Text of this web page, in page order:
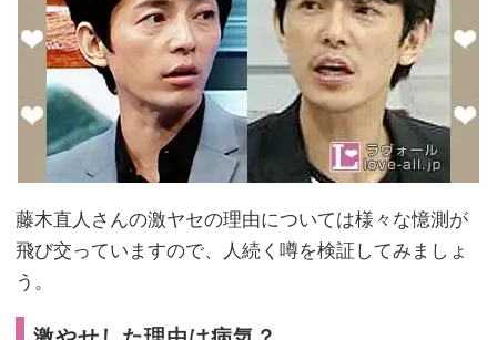
藤木直人さんの激ヤセの理由については様々な憶測が
飛び交っていますので、人続く噂を検証してみましょ
う。